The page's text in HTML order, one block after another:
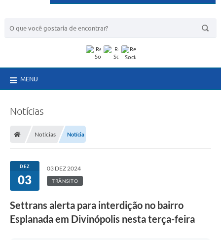
MENU
Notícias
Notícias Notícia
DEZ
03
03 DEZ 2024
TRÂNSITO
Settrans alerta para interdição no bairro
Esplanada em Divinópolis nesta terça-feira